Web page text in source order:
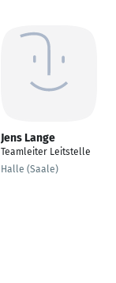
Jens Lange
Teamleiter Leitstelle
Halle (Saale)